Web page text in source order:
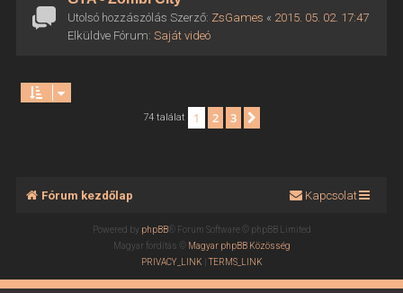
Utolsó hozzászólás Szerző: ZsGames « 2015. 05. 02. 17:47
Elküldve Fórum: Saját videó
74 találat 1 2 3
Fórum kezdőlap Kapcsolat
Powered by phpBB® Forum Software © phpBB Limited
Magyar fordítás ©
Magyar phpBB Közösség
PRIVACY_LINK| TERMS_LINK